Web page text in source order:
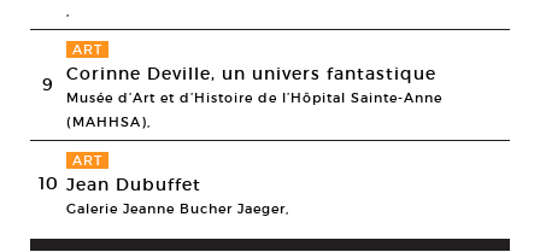
,
9
ART
Corinne Deville, un univers fantastique
Musée d’Art et d’Histoire de l’Hôpital Sainte-Anne
(MAHHSA),
10
ART
Jean Dubuffet
Galerie Jeanne Bucher Jaeger,